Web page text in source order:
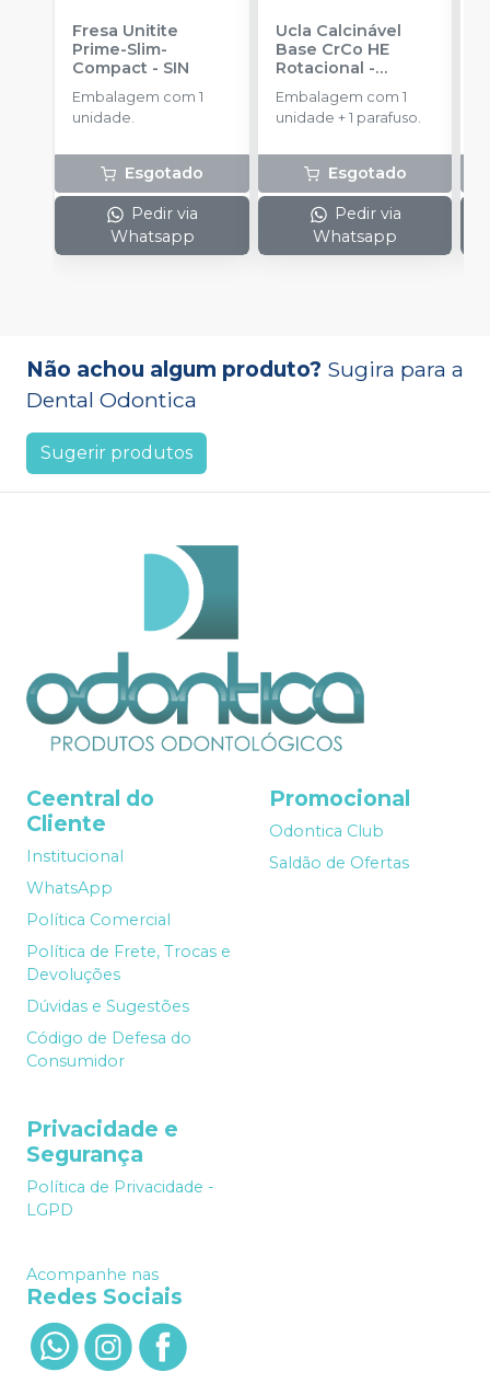
Fresa Unitite
Prime-Slim-
Compact - SIN
Embalagem com 1
unidade.
Esgotado
Pedir via
Whatsapp
Ucla Calcinável
Base CrCo HE
Rotacional -
SINGULAR
Embalagem com 1
unidade + 1 parafuso.
Esgotado
Pedir via
Whatsapp
Não achou algum produto? Sugira para a
Dental Odontica
Sugerir produtos
Ceentral do
Cliente
Institucional
WhatsApp
Política Comercial
Política de Frete, Trocas e
Devoluções
Dúvidas e Sugestões
Código de Defesa do
Consumidor
Promocional
Odontica Club
Saldão de Ofertas
Privacidade e
Segurança
Política de Privacidade -
LGPD
Acompanhe nas
Redes Sociais